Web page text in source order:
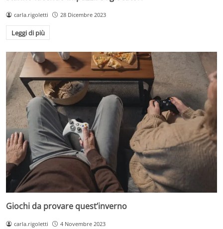
carla.rigoletti 28 Dicembre 2023
Leggi di più
Giochi da provare quest’inverno
carla.rigoletti 4 Novembre 2023